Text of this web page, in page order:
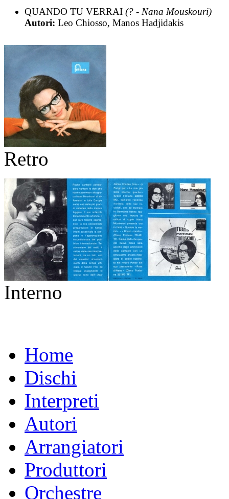
QUANDO TU VERRAI (? - Nana Mouskouri)
Autori: Leo Chiosso, Manos Hadjidakis
Retro
Interno
Home
Dischi
Interpreti
Autori
Arrangiatori
Produttori
Orchestre